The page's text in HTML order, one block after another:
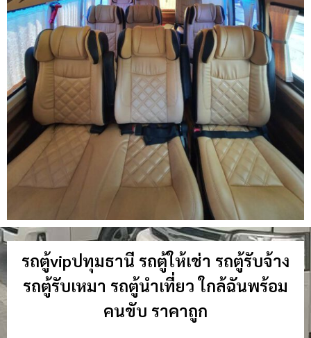
รถตู้vipปทุมธานี รถตู้ให้เช่า รถตู้รับจ้าง
รถตู้รับเหมา รถตู้นำเที่ยว ใกล้ฉันพร้อม
คนขับ ราคาถูก